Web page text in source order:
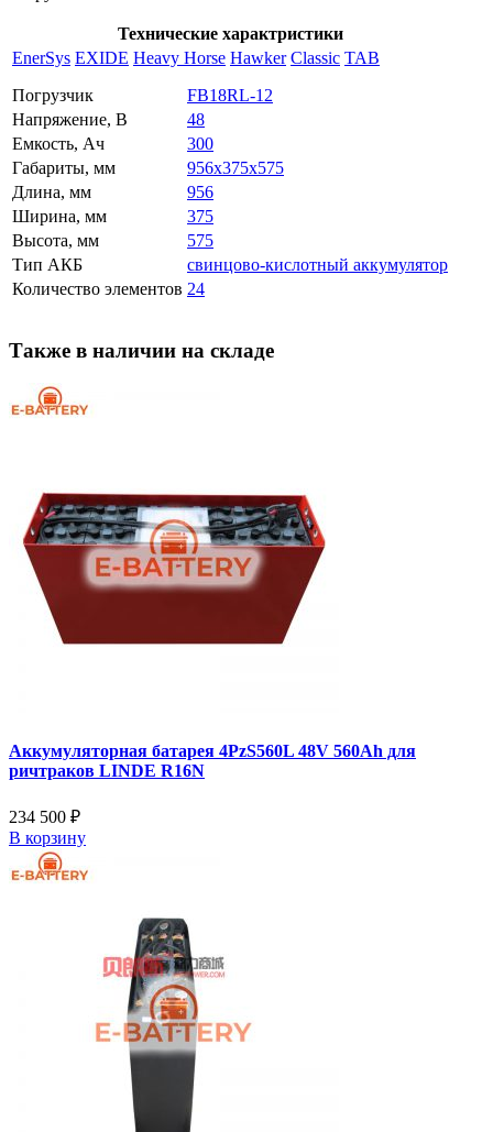
Технические характристики
EnerSys EXIDE Heavy Horse Hawker Classic TAB
Погрузчик
FB18RL-12
Напряжение, В
48
Емкость, Ач
300
Габариты, мм
956x375x575
Длина, мм
956
Ширина, мм
375
Высота, мм
575
Тип АКБ
свинцово-кислотный аккумулятор
Количество элементов 24
Также в наличии на складе
Аккумуляторная батарея 4PzS560L 48V 560Ah для
ричтраков LINDE R16N
234 500 ₽
В корзину